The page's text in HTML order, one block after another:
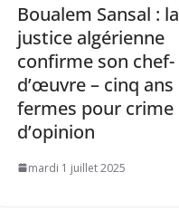
Boualem Sansal : la
justice algérienne
confirme son chef-
d’œuvre – cinq ans
fermes pour crime
d’opinion
mardi 1 juillet 2025